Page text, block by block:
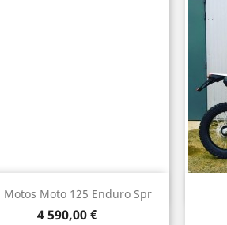
Motos Moto 125 Enduro Spr
Prix
4 590,00 €
Aperçu rapide